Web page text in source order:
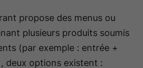
propose des menus ou
plusieurs produits soumis
(par exemple : entrée +
deux options existent :